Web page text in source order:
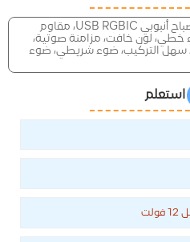
مصباح شريط LED SPAHER، مصباح أنبوبي USB RGBIC، مقاوم
لون خافت، مزامنة صوتية،
سهل التركيب، ضوء شريطي، ضوء